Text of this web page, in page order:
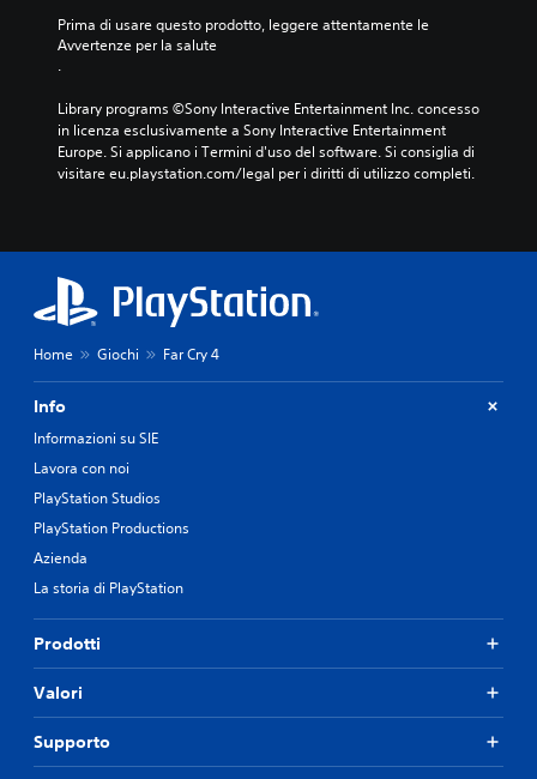
Prima di usare questo prodotto, leggere attentamente le
Avvertenze per la salute
.
Library programs ©Sony Interactive Entertainment Inc. concesso
in licenza esclusivamente a Sony Interactive Entertainment
Europe. Si applicano i Termini d'uso del software. Si consiglia di
visitare eu.playstation.com/legal per i diritti di utilizzo completi.
Home Giochi Far Cry 4
Info
Informazioni su SIE
Lavora con noi
PlayStation Studios
PlayStation Productions
Azienda
La storia di PlayStation
Prodotti
Valori
Supporto